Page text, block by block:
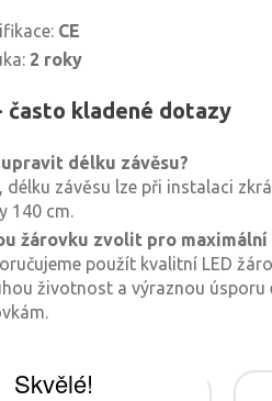
CE
2 roky
často kladené dotazy
délku závěsu?
délku závěsu lze při instalaci
140 cm.
žárovku zvolit pro maximální
použít kvalitní LED
životnost a výraznou úsporu